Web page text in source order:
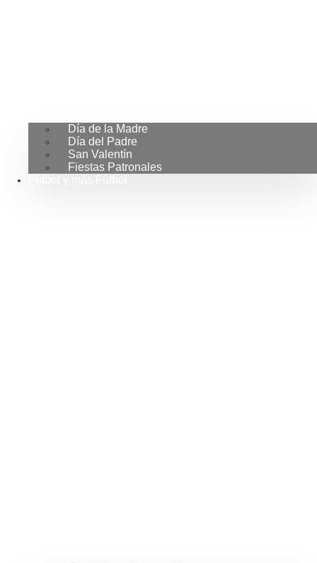
Día de la Madre
Día del Padre
San Valentín
Fiestas Patronales